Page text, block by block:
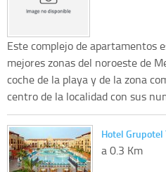
Este complejo de apartamentos
mejores zonas del noroeste de
coche de la playa y de la zona
centro de la localidad con sus
Hotel Grupotel
a 0.3 Km